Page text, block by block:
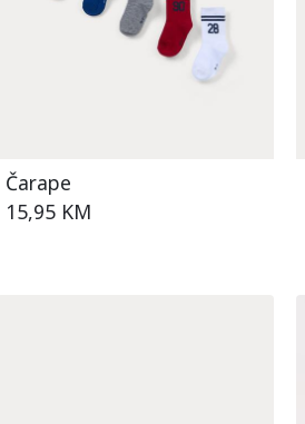
Čarape
15,95 KM